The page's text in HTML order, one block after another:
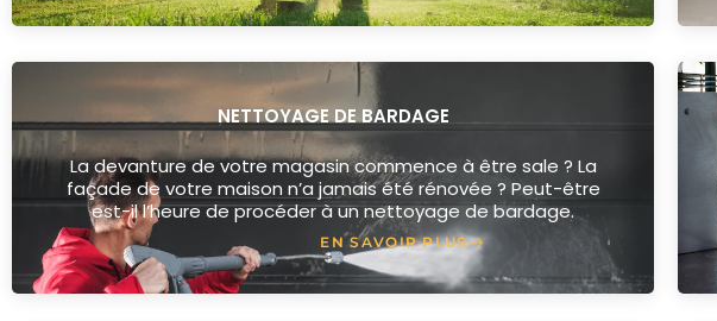
NETTOYAGE DE BARDAGE
La devanture de votre magasin commence à être sale ? La
façade de votre maison n’a jamais été rénovée ? Peut-être
est-il l’heure de procéder à un nettoyage de bardage.
EN SAVOIR PLUS